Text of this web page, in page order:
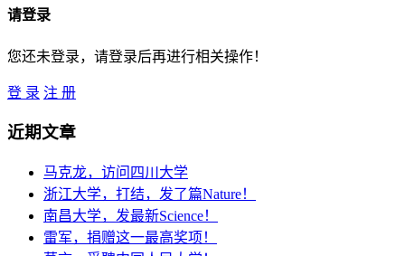
请登录
您还未登录，请登录后再进行相关操作！
登 录 注 册
近期文章
马克龙，访问四川大学
浙江大学，打结，发了篇Nature！
南昌大学，发最新Science！
雷军，捐赠这一最高奖项！